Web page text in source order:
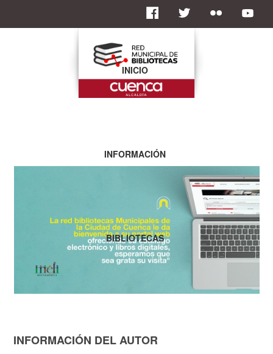
INFORMACIÓN DEL AUTOR
INICIO
INFORMACIÓN
BIBLIOTECAS